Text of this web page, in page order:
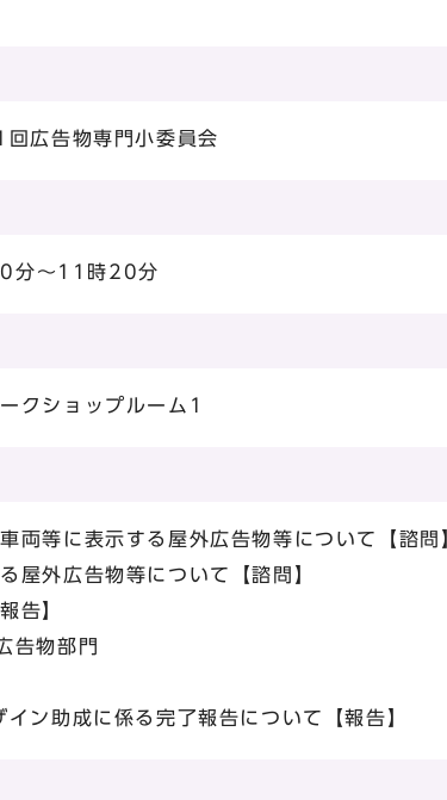
広告物専門小委員会
分～11時20分
ショップルーム1
両等に表示する屋外広告物等について【諮問
屋外広告物等について【諮問】
告】
物部門
ン助成に係る完了報告について【報告】